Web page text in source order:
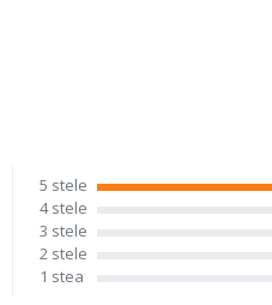
5 stele
4 stele
3 stele
2 stele
1 stea